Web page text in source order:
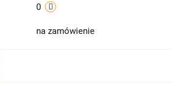
0
na zamówienie